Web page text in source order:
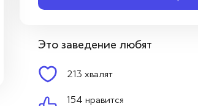
Это заведение любят
213 хвалят
154 нравится